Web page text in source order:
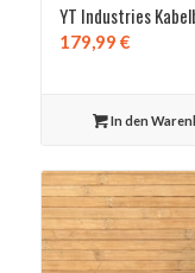
YT Industries
179,99 €
In den